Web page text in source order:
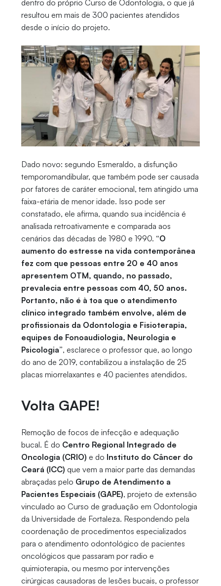
dentro do próprio Curso de Odontologia, o que já
resultou em mais de 300 pacientes atendidos
desde o início do projeto.
Dado novo: segundo Esmeraldo, a disfunção
temporomandibular, que também pode ser causada
por fatores de caráter emocional, tem atingido uma
faixa-etária de menor idade. Isso pode ser
constatado, ele afirma, quando sua incidência é
analisada retroativamente e comparada aos
cenários das décadas de 1980 e 1990. “O
aumento do estresse na vida contemporânea
fez com que pessoas entre 20 e 40 anos
apresentem OTM, quando, no passado,
prevalecia entre pessoas com 40, 50 anos.
Portanto, não é à toa que o atendimento
clínico integrado também envolve, além de
profissionais da Odontologia e Fisioterapia,
equipes de Fonoaudiologia, Neurologia e
Psicologia”, esclarece o professor que, ao longo
do ano de 2019, contabilizou a instalação de 25
placas miorrelaxantes e 40 pacientes atendidos.
Volta GAPE!
Remoção de focos de infecção e adequação
bucal. É do Centro Regional Integrado de
Oncologia (CRIO) e do Instituto do Câncer do
Ceará (ICC) que vem a maior parte das demandas
abraçadas pelo Grupo de Atendimento a
Pacientes Especiais (GAPE), projeto de extensão
vinculado ao Curso de graduação em Odontologia
da Universidade de Fortaleza. Respondendo pela
coordenação de procedimentos especializados
para o atendimento odontológico de pacientes
oncológicos que passaram por radio e
quimioterapia, ou mesmo por intervenções
cirúrgicas causadoras de lesões bucais, o professor